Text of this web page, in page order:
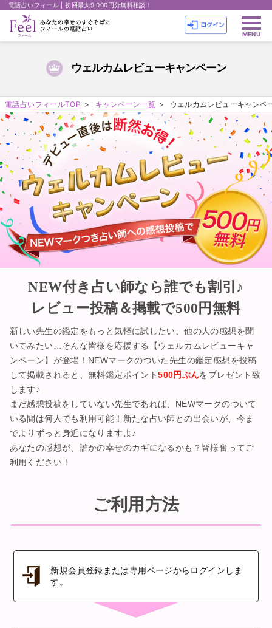
電話占いフィール | 初回最大9,000円分無料相談！
ウェルカムレビューキャンペーン
電話占いフィールTOP キャンペーン一覧 ウェルカムレビューキャンペ
NEW付き占い師なら誰でも割引♪
レビュー投稿＆掲載で500円無料
新しい先生の鑑定をもっと気軽に試したい、他の人の感想を聞
いてみたい…そんな皆様を応援する【ウェルカムレビューキャ
ンペーン】が登場！NEWマークのついた先生の鑑定感想を投稿
して掲載されると、無料鑑定ポイント500円ぶんをプレゼント致
します♪
まだ感想投稿をしていない先生であれば、NEWマークのついて
いる間は何人でも利用可能！新たな占い師との出会いが、今ま
でよりずっと身近になりますよ♪
あなたの感想が、誰かの幸せのカギになるかも？皆様奮ってご
利用ください！
ご利用方法
新規会員登録または専用ページから ログインしま
す。